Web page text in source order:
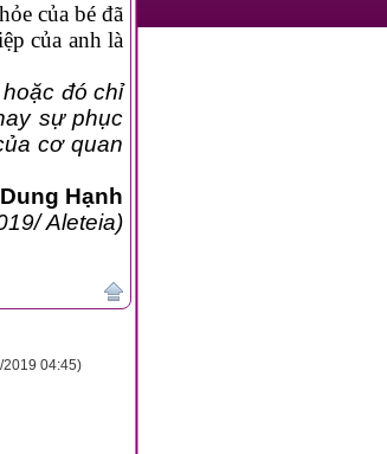
của bé đã
của anh là
hoặc đó chỉ
sự phục
cơ quan
Hạnh
Aleteia)
2019 04:45)